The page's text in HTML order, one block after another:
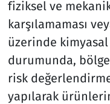
fiziksel ve
karşılamaması
üzerinde
durumunda,
risk
yapılarak